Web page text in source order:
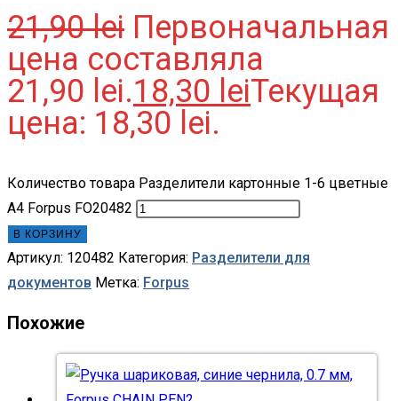
21,90lei Первоначальная
цена составляла
21,90 lei.18,30 leiТекущая
цена: 18,30 lei.
Количество товара Разделители картонные 1-6 цветные
А4 Forpus FO20482
В КОРЗИНУ
Артикул: 120482 Категория: Разделители для
документов Метка: Forpus
Похожие